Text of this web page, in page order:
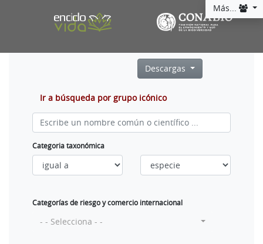
Más...
Descargas
Ir a búsqueda por grupo icónico
Categoria taxonómica
Categorías de riesgo y comercio internacional
- - Selecciona - -